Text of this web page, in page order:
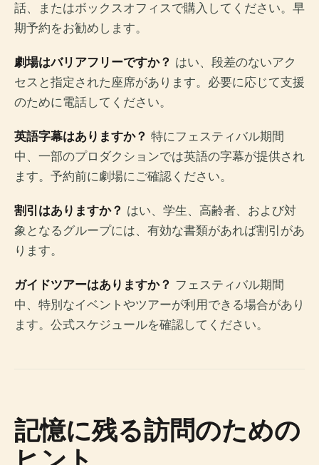
話、またはボックスオフィスで購入してください。早
期予約をお勧めします。
劇場はバリアフリーですか？ はい、段差のないアク
セスと指定された座席があります。必要に応じて支援
のために電話してください。
英語字幕はありますか？ 特にフェスティバル期間
中、一部のプロダクションでは英語の字幕が提供され
ます。予約前に劇場にご確認ください。
割引はありますか？ はい、学生、高齢者、および対
象となるグループには、有効な書類があれば割引があ
ります。
ガイドツアーはありますか？ フェスティバル期間
中、特別なイベントやツアーが利用できる場合があり
ます。公式スケジュールを確認してください。
記憶に残る訪問のための